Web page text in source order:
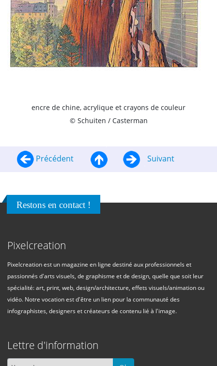
encre de chine, acrylique et crayons de couleur
© Schuiten / Casterman
Précédent Suivant
Restons en contact !
Pixelcreation
Pixelcreation est un magazine en ligne destiné aux professionnels et
passionnés d'arts visuels, de graphisme et de design, quelle que soit leur
spécialité: art, print, web, design/architecture, effets visuels/animation ou
vidéo. Notre vocation est d'être un lien pour la communauté des
infographistes, designers et créateurs de contenu lié à l'image.
Lettre d'information